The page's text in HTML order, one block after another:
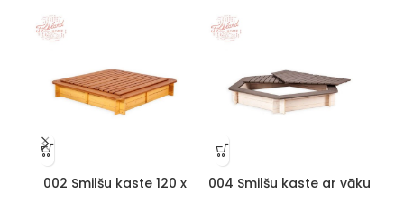
002 Smilšu kaste 120 x
004 Smilšu kaste ar vāku